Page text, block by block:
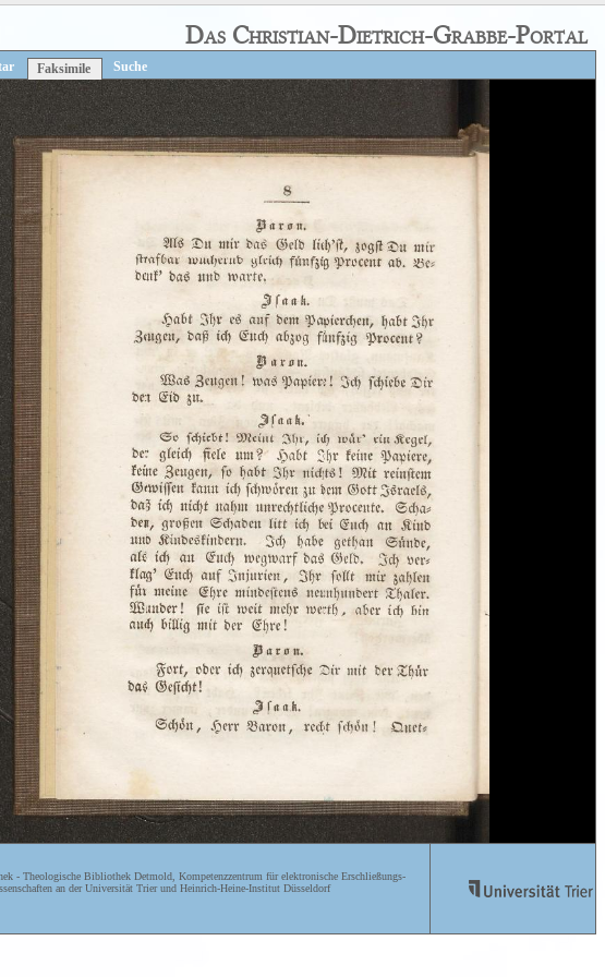
Das Christian-Dietrich-Grabbe-Portal
Faksimile Suche
- Theologische Bibliothek Detmold, Kompetenzzentrum für elektronische Erschließungs-
an der Universität Trier und Heinrich-Heine-Institut Düsseldorf